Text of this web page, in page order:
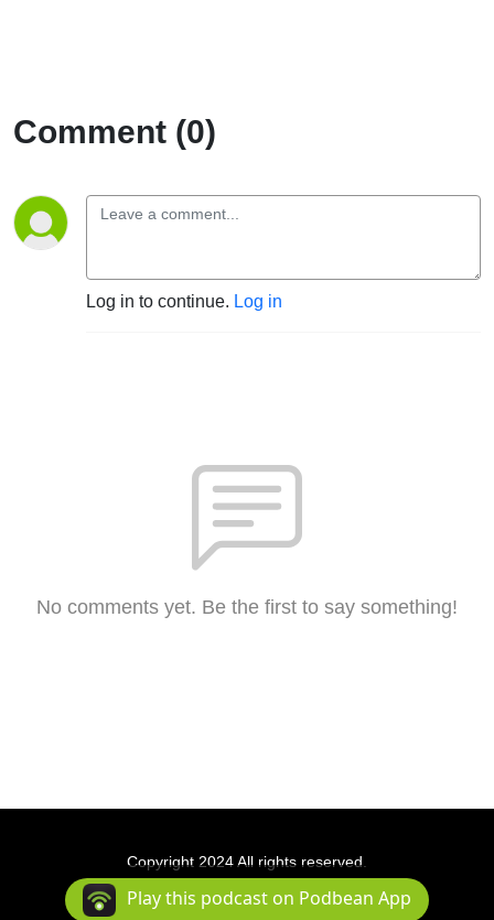
Comment (0)
Log in to continue. Log in
No comments yet. Be the first to say something!
Copyright 2024 All rights reserved.
Podcast Powered By Podbean
Play this podcast on Podbean App